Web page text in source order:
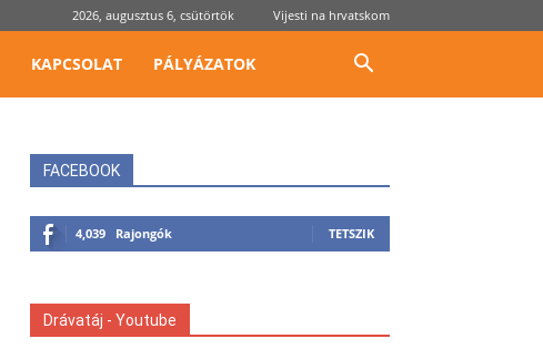
2026, augusztus 6, csütörtök Vijesti na hrvatskom
KAPCSOLAT PÁLYÁZATOK
FACEBOOK
4,039 Rajongók TETSZIK
Drávatáj - Youtube